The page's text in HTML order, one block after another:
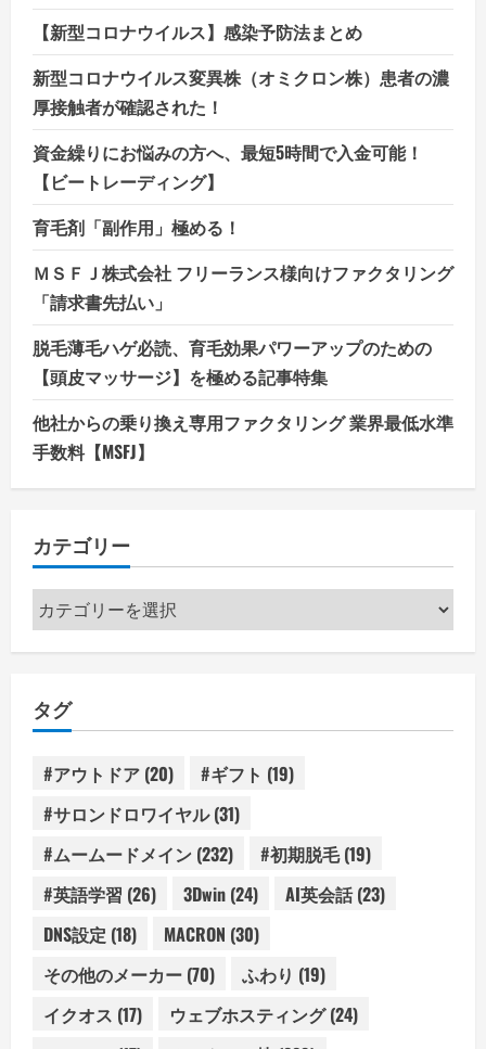
【新型コロナウイルス】感染予防法まとめ
新型コロナウイルス変異株（オミクロン株）患者の濃
厚接触者が確認された！
資金繰りにお悩みの方へ、最短5時間で入金可能！
【ビートレーディング】
育毛剤「副作用」極める！
ＭＳＦＪ株式会社 フリーランス様向けファクタリング
「請求書先払い」
脱毛薄毛ハゲ必読、育毛効果パワーアップのための
【頭皮マッサージ】を極める記事特集
他社からの乗り換え専用ファクタリング 業界最低水準
手数料【MSFJ】
カテゴリー
カ
テ
ー
タグ
#アウトドア (20) #ギフト (19)
#サロンドロワイヤル(31)
#ムームードメイン (232) #初期脱毛(19)
#英語学習 (26) 3Dwin (24) AI英会話(23)
DNS設定 (18) MACRON (30)
その他のメーカー (70) ふわり (19)
イクオス (17) ウェブホスティング(24)